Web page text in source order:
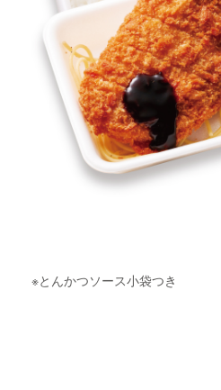
※とんかつソース小袋つき